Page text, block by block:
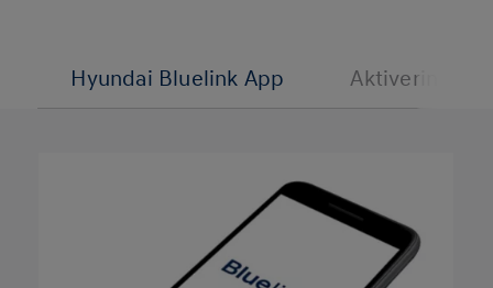
Hyundai Bluelink App Aktivering via